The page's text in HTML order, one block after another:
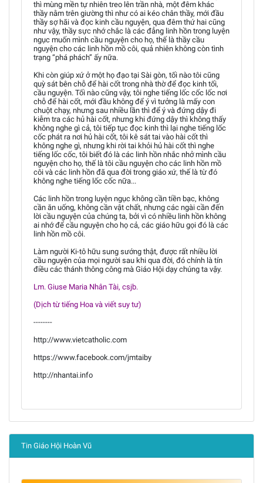
thì mùng mền tự nhiên treo lên trần nhà, một đêm khác
thầy nằm trên giường thì như có ai kéo chân thầy, mới đầu
thầy sợ hãi và đọc kinh cầu nguyện, qua đêm thứ hai cũng
như vậy, thầy sực nhớ chắc là các đẳng linh hồn trong luyện
ngục muốn mình cầu nguyện cho họ, thế là thầy cầu
nguyện cho các linh hồn mồ côi, quả nhiên không còn tình
trạng “phá phách” ấy nữa.
Khi còn giúp xứ ở một họ đạo tại Sài gòn, tối nào tôi cũng
quỳ sát bên chỗ để hài cốt trong nhà thờ để đọc kinh tối,
cầu nguyện. Tối nào cũng vậy, tôi nghe tiếng lốc cốc lốc nơi
chỗ để hài cốt, mới đầu không để ý vì tưởng là mấy con
chuột chạy, nhưng sau nhiều lần thì để ý và đứng dậy đi
kiễm tra các hủ hài cốt, nhưng khi đứng dậy thì không thấy
không nghe gì cả, tôi tiếp tục đọc kinh thì lại nghe tiếng lốc
cốc phát ra nơi hủ hài cốt, tôi kê sát tai vào hài cốt thì
không nghe gì, nhưng khi rời tai khỏi hủ hài cốt thì nghe
tiếng lốc cốc, tôi biết đó là các linh hồn nhắc nhở mình cầu
nguyện cho họ, thế là tôi cầu nguyện cho các linh hồn mồ
côi và các linh hồn đã qua đời trong giáo xứ, thế là từ đó
không nghe tiếng lốc cốc nữa...
Các linh hồn trong luyện ngục không cần tiền bạc, không
cần ăn uống, không cần vật chất, nhưng các ngài cần đến
lời cầu nguyện của chúng ta, bởi vì có nhiều linh hồn không
ai nhớ để cầu nguyện cho họ cả, các giáo hữu gọi đó là các
linh hồn mồ côi.
Làm người Ki-tô hữu sung sướng thật, được rất nhiều lời
cầu nguyện của mọi người sau khi qua đời, đó chính là tín
điều các thánh thông công mà Giáo Hội dạy chúng ta vậy.
Lm. Giuse Maria Nhân Tài, csjb.
(Dịch từ tiếng Hoa và viết suy tư)
--------
http://www.vietcatholic.com
https://www.facebook.com/jmtaiby
http://nhantai.info
Tin Giáo Hội Hoàn Vũ